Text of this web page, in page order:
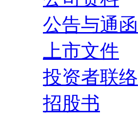
公告与通函
上市文件
投资者联络
招股书